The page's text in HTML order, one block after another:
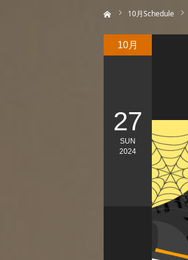
10月Schedule
10月
27
SUN
2024